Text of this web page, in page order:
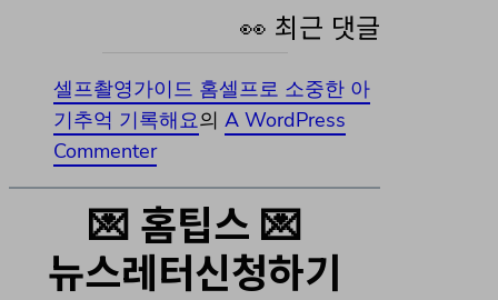
👀 최근 댓글
셀프촬영가이드 홈셀프로 소중한 아
기추억 기록해요의 A WordPress
Commenter
💌 홈팁스 💌
뉴스레터신청하기